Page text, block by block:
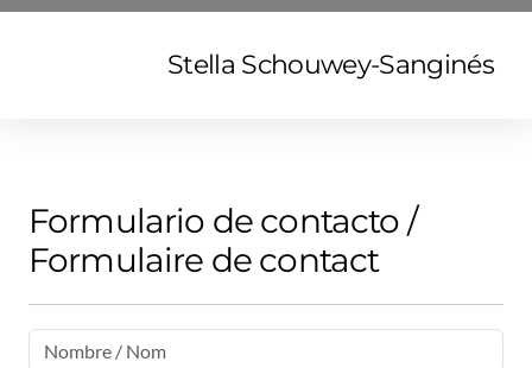
Stella Schouwey-Sanginés
Formulario de contacto /
Formulaire de contact